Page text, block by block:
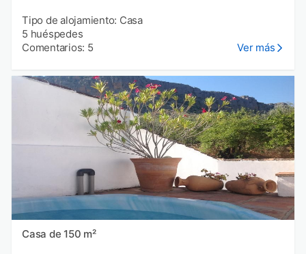
Tipo de alojamiento: Casa
5 huéspedes
Comentarios: 5
Ver más
Casa de 150 m²